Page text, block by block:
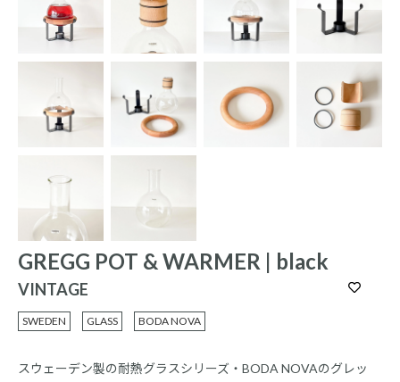
GREGG POT & WARMER | black
VINTAGE
SWEDEN GLASS BODA NOVA
スウェーデン製の耐熱グラスシリーズ・BODA NOVAのグレッ